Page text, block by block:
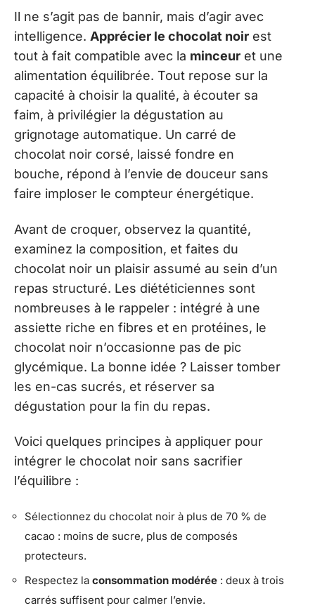
Il ne s’agit pas de bannir, mais d’agir avec
intelligence. Apprécier le chocolat noir est
tout à fait compatible avec la minceur et une
alimentation équilibrée. Tout repose sur la
capacité à choisir la qualité, à écouter sa
faim, à privilégier la dégustation au
grignotage automatique. Un carré de
chocolat noir corsé, laissé fondre en
bouche, répond à l’envie de douceur sans
faire imploser le compteur énergétique.
Avant de croquer, observez la quantité,
examinez la composition, et faites du
chocolat noir un plaisir assumé au sein d’un
repas structuré. Les diététiciennes sont
nombreuses à le rappeler : intégré à une
assiette riche en fibres et en protéines, le
chocolat noir n’occasionne pas de pic
glycémique. La bonne idée ? Laisser tomber
les en-cas sucrés, et réserver sa
dégustation pour la fin du repas.
Voici quelques principes à appliquer pour
intégrer le chocolat noir sans sacrifier
l’équilibre :
Sélectionnez du chocolat noir à plus de 70 % de
cacao : moins de sucre, plus de composés
protecteurs.
Respectez la consommation modérée : deux à trois
carrés suffisent pour calmer l’envie.